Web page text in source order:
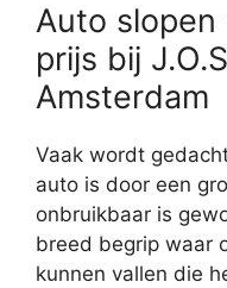
Auto
prijs bij
Amsterdam
Vaak wordt
auto is door een
onbruikbaar is
breed begrip waar
kunnen vallen die